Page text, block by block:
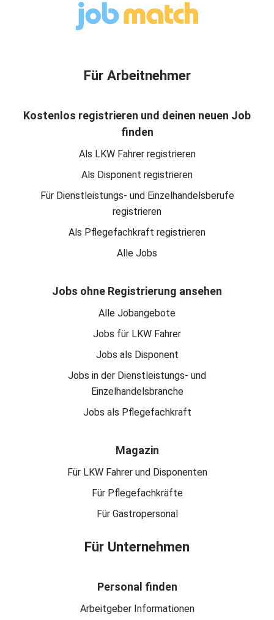
Für Arbeitnehmer
Kostenlos registrieren und deinen neuen Job
finden
Als LKW Fahrer registrieren
Als Disponent registrieren
Für Dienstleistungs- und Einzelhandelsberufe
registrieren
Als Pflegefachkraft registrieren
Alle Jobs
Jobs ohne Registrierung ansehen
Alle Jobangebote
Jobs für LKW Fahrer
Jobs als Disponent
Jobs in der Dienstleistungs- und
Einzelhandelsbranche
Jobs als Pflegefachkraft
Magazin
Für LKW Fahrer und Disponenten
Für Pflegefachkräfte
Für Gastropersonal
Für Unternehmen
Personal finden
Arbeitgeber Informationen